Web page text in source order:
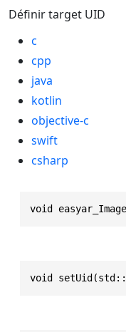
Définir target UID
c
cpp
java
kotlin
objective-c
swift
csharp
void
void